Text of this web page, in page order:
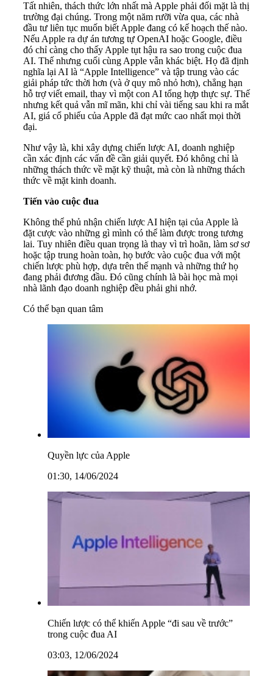
Tất nhiên, thách thức lớn nhất mà Apple phải đối mặt là thị
trường đại chúng. Trong một năm rưỡi vừa qua, các nhà
đầu tư liên tục muốn biết Apple đang có kế hoạch thế nào.
Nếu Apple ra dự án tương tự OpenAI hoặc Google, điều
đó chỉ càng cho thấy Apple tụt hậu ra sao trong cuộc đua
AI. Thế nhưng cuối cùng Apple vẫn khác biệt. Họ đã định
nghĩa lại AI là “Apple Intelligence” và tập trung vào các
giải pháp tức thời hơn (và ở quy mô nhỏ hơn), chẳng hạn
hỗ trợ viết email, thay vì một con AI tổng hợp thực sự. Thế
nhưng kết quả vẫn mĩ mãn, khi chỉ vài tiếng sau khi ra mắt
AI, giá cổ phiếu của Apple đã đạt mức cao nhất mọi thời
đại.
Như vậy là, khi xây dựng chiến lược AI, doanh nghiệp
cần xác định các vấn đề cần giải quyết. Đó không chỉ là
những thách thức về mặt kỹ thuật, mà còn là những thách
thức về mặt kinh doanh.
Tiến vào cuộc đua
Không thể phủ nhận chiến lược AI hiện tại của Apple là
đặt cược vào những gì mình có thể làm được trong tương
lai. Tuy nhiên điều quan trọng là thay vì trì hoãn, làm sơ sơ
hoặc tập trung hoàn toàn, họ bước vào cuộc đua với một
chiến lược phù hợp, dựa trên thế mạnh và những thứ họ
đang phải đương đầu. Đó cũng chính là bài học mà mọi
nhà lãnh đạo doanh nghiệp đều phải ghi nhớ.
Có thể bạn quan tâm
Quyền lực của Apple
01:30, 14/06/2024
Chiến lược có thể khiến Apple “đi sau về trước”
trong cuộc đua AI
03:03, 12/06/2024